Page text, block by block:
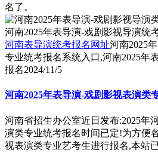
名了。
河南表导演统考报名网址河南2025
专业统考报名系统入口,河南2025年
报名2024/11/5
河南2025年表导演-戏剧影视表演类
河南省招生办公室近日发布:2025年
演类专业统考报名时间已定!为方便
视表演类专业艺考生进行报名,本站